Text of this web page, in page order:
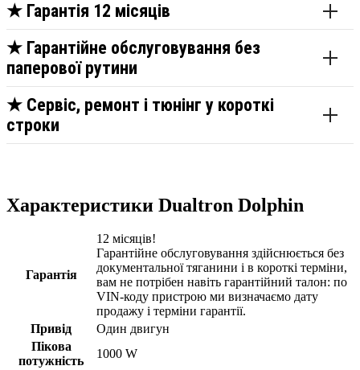
★ Гарантія 12 місяців
★ Гарантійне обслуговування без
паперової рутини
★ Сервіс, ремонт і тюнінг у короткі
строки
Характеристики Dualtron Dolphin
Гарантія
12 місяців!
Гарантійне обслуговування здійснюється без
документальної тяганини і в короткі терміни,
вам не потрібен навіть гарантійний талон: по
VIN-коду пристрою ми визначаємо дату
продажу і терміни гарантії.
Привід
Один двигун
Пікова
потужність
1000 W